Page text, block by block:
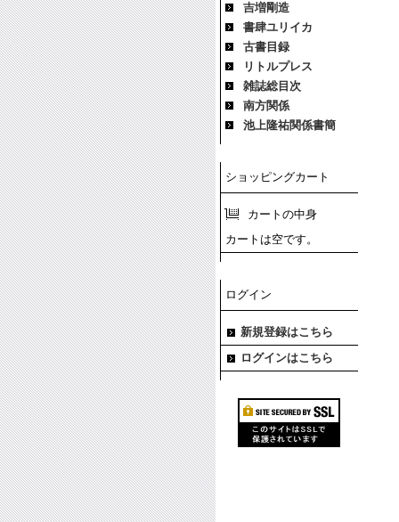
吉増剛造
書肆ユリイカ
古書目録
リトルプレス
雑誌総目次
南方関係
池上隆祐関係書簡
ショッピングカート
カートの中身
カートは空です。
ログイン
新規登録はこちら
ログインはこちら